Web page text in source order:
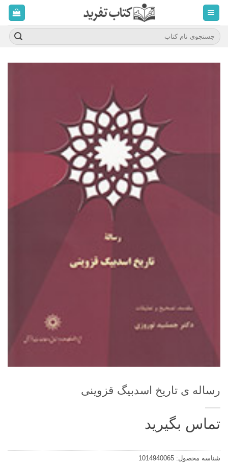
محتوا
برویدجستجو
برای:
رساله ی تاریخ اسدبیگ قزوینی
تماس بگیرید
شناسه محصول: 1014940065